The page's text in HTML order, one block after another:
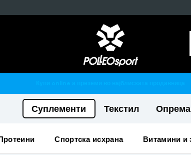
Суплементи Текстил Опрема
протеини спортска исхрана витамини и